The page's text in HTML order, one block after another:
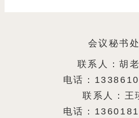
会议秘书处
联系人：胡
电话：
联系人：王
电话：